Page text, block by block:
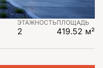
ЭТАЖНОСТЬ
2
ПЛОЩАДЬ
419.52 м²